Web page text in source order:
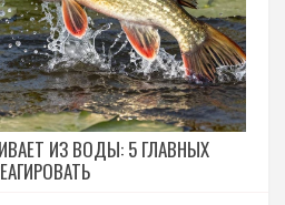
ИЗ ВОДЫ: 5 ГЛАВНЫХ